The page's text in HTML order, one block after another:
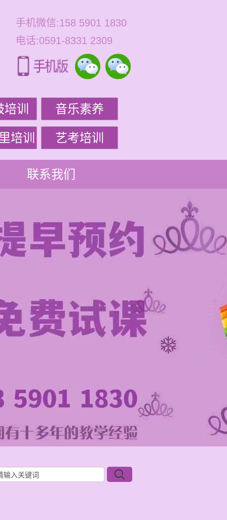
手机微信:158 5901 1830
电话:0591-8331 2309
训 音乐素养
培训 艺考培训
联系我们